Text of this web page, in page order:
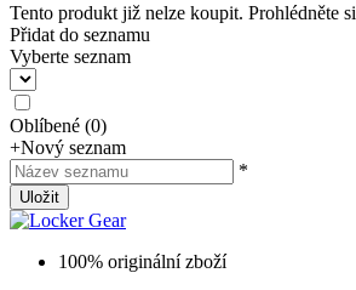
Tento produkt již nelze koupit. Prohlédněte si
Přidat do seznamu
Vyberte seznam
Oblíbené (0)
+Nový seznam
*
Uložit
100% originální zboží